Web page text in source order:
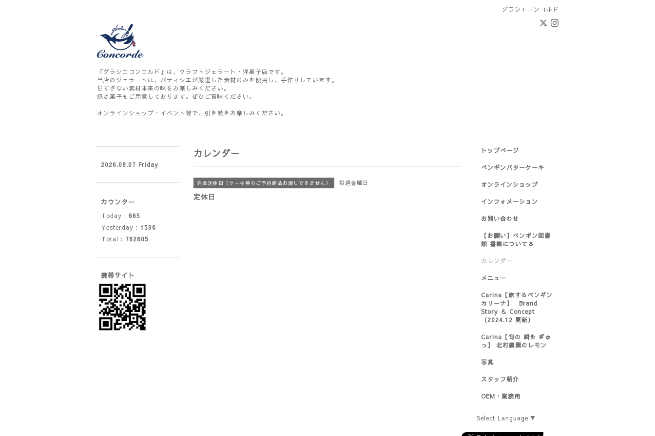
グラシエコンコルド
『グラシエコンコルド』は、クラフトジェラート・洋菓子店です。
当店のジェラートは、パティシエが厳選した素材のみを使用し、手作りしています。
甘すぎない素材本来の味をお楽しみください。
焼き菓子もご用意しております。ぜひご賞味ください。
オンラインショップ・イベント等で、引き続きお楽しみください。
カレンダー
完全定休日（ケーキ等のご予約商品お渡しできません） 毎週金曜日
定休日
トップページ
ペンギンバターケーキ
オンラインショップ
インフォメーション
お問い合わせ
【お願い】ペンギン図書
館 書籍について🐧
カレンダー
メニュー
Carina【旅するペンギン
カリーナ】 Brand
Story ＆ Concept
（2024.12 更新）
Carina【旬の 瞬を ぎゅ
っ】 北村農園のレモン
写真
スタッフ紹介
OEM・業務用
Select Language ▼
2026.08.07 Friday
カウンター
Today : 665
Yesterday : 1536
Total : 782605
携帯サイト